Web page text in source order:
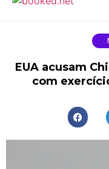
EUA acusam
com